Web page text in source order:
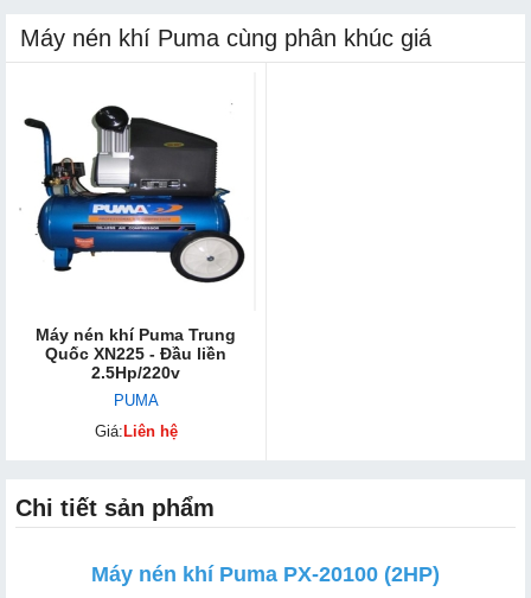
Máy nén khí Puma cùng phân khúc giá
Máy nén khí Puma Trung
Quốc XN225 - Đầu liền
2.5Hp/220v
PUMA
Giá: Liên hệ
Chi tiết sản phẩm
Máy nén khí Puma PX-20100 (2HP)